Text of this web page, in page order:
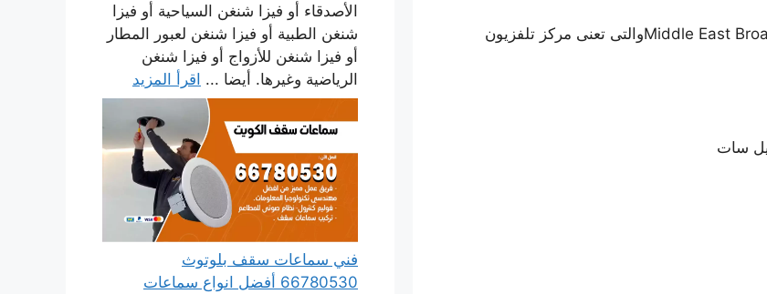
اسم (mbc) إم بى سى هو اختصار لـ: Middle East Broadcasting Centerوالتى تعنى مركز تلفزيون
الأصدقاء أو فيزا شنغن السياحية أو فيزا
شنغن الطبية أو فيزا شنغن لعبور المطار
أو فيزا شنغن للأزواج أو فيزا شنغن
الرياضية وغيرها. أيضا ... اقرأ المزيد
فني سماعات سقف بلوتوث
66780530 أفضل انواع سماعات